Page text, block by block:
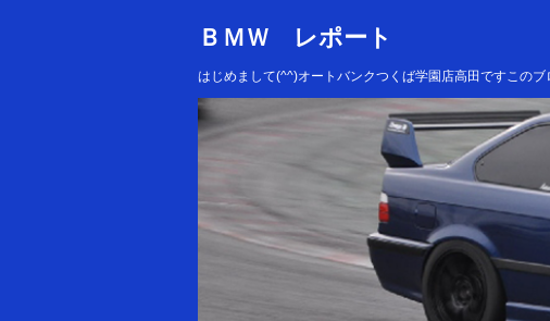
ＢＭＷ レポート
はじめまして(^^)オートバンクつくば学園店高田ですこの